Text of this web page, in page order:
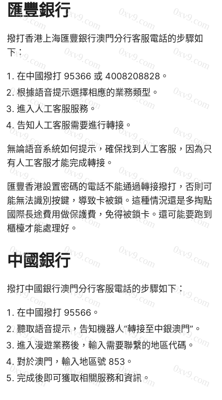
匯豐銀行
撥打香港上海匯豐銀行澳門分行客服電話的步驟如
下：
在中國撥打 95366 或 4008208828。
根據語音提示選擇相應的業務類型。
進入人工客服服務。
告知人工客服需要進行轉接。
無論語音系統如何提示，確保找到人工客服，因為只
有人工客服才能完成轉接。
匯豐香港設置密碼的電話不能通過轉接撥打，否則可
能無法識別按鍵，導致卡被鎖。這種情況還是多掏點
國際長途費用做保護費，免得被鎖卡。還可能要跑到
櫃檯才能處理好。
中國銀行
撥打中國銀行澳門分行客服電話的步驟如下：
在中國撥打 95566。
聽取語音提示，告知機器人“轉接至中銀澳門”。
進入漫遊業務後，輸入需要聯繫的地區代碼。
對於澳門，輸入地區號 853。
完成後即可獲取相關服務和資訊。